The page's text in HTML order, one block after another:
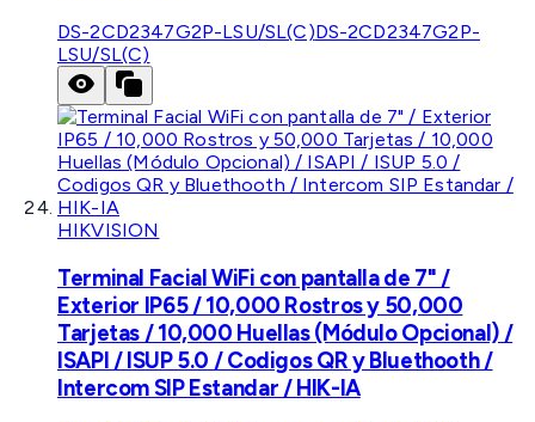
DS-2CD2347G2P-LSU/SL(C)DS-2CD2347G2P-
LSU/SL(C)
HIKVISION
Terminal Facial WiFi con pantalla de 7" /
Exterior IP65 / 10,000 Rostros y 50,000
Tarjetas / 10,000 Huellas (Módulo Opcional) /
ISAPI / ISUP 5.0 / Codigos QR y Bluethooth /
Intercom SIP Estandar / HIK-IA